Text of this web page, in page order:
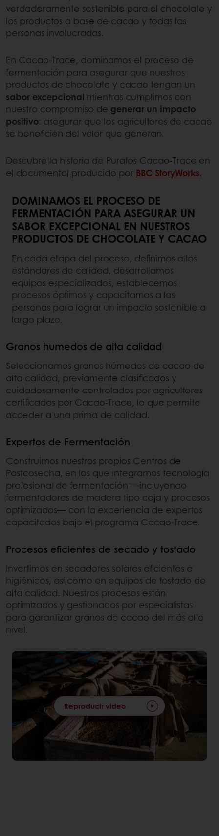
verdaderamente sostenible para el chocolate y
los productos a base de cacao y todas las
personas involucradas.
En Cacao-Trace, dominamos el proceso de
fermentación para asegurar que nuestros
productos de chocolate y cacao tengan un
sabor excepcional mientras cumplimos con
nuestro compromiso de generar un impacto
positivo: asegurar que los agricultores de cacao
se beneficien del valor que generan.
Descubre la historia de Puratos Cacao-Trace en
el documental producido por BBC StoryWorks.
DOMINAMOS EL PROCESO DE
FERMENTACIÓN PARA ASEGURAR UN
SABOR EXCEPCIONAL EN NUESTROS
PRODUCTOS DE CHOCOLATE Y CACAO
En cada etapa del proceso, definimos altos
estándares de calidad, desarrollamos
equipos especializados, establecemos
procesos óptimos y capacitamos a las
personas para lograr un impacto sostenible a
largo plazo.
Granos humedos de alta calidad
Seleccionamos granos húmedos de cacao de
alta calidad, previamente clasificados y
cuidadosamente controlados por agricultores
certificados por Cacao-Trace, lo que permite
acceder a una prima de calidad.
Expertos de Fermentación
Construimos nuestros propios Centros de
Postcosecha, en los que integramos tecnología
profesional de fermentación —incluyendo
fermentadores de madera tipo caja y procesos
optimizados— con la experiencia de expertos
capacitados bajo el programa Cacao-Trace.
Procesos eficientes de secado y tostado
Invertimos en secadores solares eficientes e
higiénicos, así como en equipos de tostado de
alta calidad. Nuestros procesos están
optimizados y gestionados por especialistas
para garantizar granos de cacao del más alto
nivel.
Reproducir video